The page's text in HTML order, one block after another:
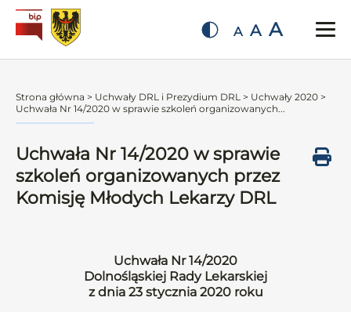
A A A
Strona główna > Uchwały DRL i Prezydium DRL > Uchwały 2020 >
Uchwała Nr 14/2020 w sprawie szkoleń organizowanych...
Uchwała Nr 14/2020 w sprawie
szkoleń organizowanych przez
Komisję Młodych Lekarzy DRL
Uchwała Nr 14/2020
Dolnośląskiej Rady Lekarskiej
z dnia 23 stycznia 2020 roku